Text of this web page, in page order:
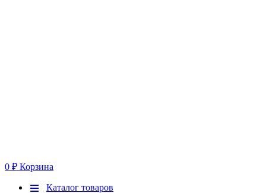
0 ₽ Корзина
Меню
Каталог товаров